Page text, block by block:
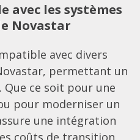
les systèmes
Novastar
avec divers
permettant un
ce soit pour une
pour moderniser un
une intégration
coûts de transition